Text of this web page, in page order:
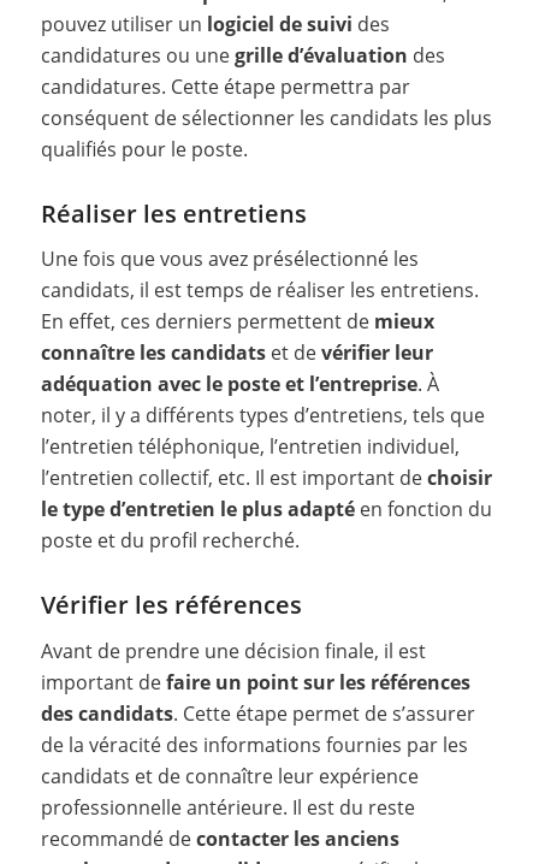
pouvez utiliser un logiciel de suivi des
candidatures ou unegrille d’évaluation des
candidatures. Cette étape permettra par
conséquent de sélectionner les candidats les plus
qualifiés pour le poste.
Réaliser les entretiens
Une fois que vous avez présélectionné les
candidats, il est temps de réaliser les entretiens.
En effet, ces derniers permettent de mieux
connaître les candidatset devérifier leur
adéquation avec le poste et l’entreprise. À
noter, il y a différents types d’entretiens, tels que
l’entretien téléphonique, l’entretien individuel,
l’entretien collectif, etc. Il est important dechoisir
le type d’entretien le plus adaptéen fonction du
poste et du profil recherché.
Vérifier les références
Avant de prendre une décision finale, il est
important defaire un point sur les références
des candidats. Cette étape permet de s’assurer
de la véracité des informations fournies par les
candidats et de connaître leur expérience
professionnelle antérieure. Il est du reste
recommandé decontacter les anciens